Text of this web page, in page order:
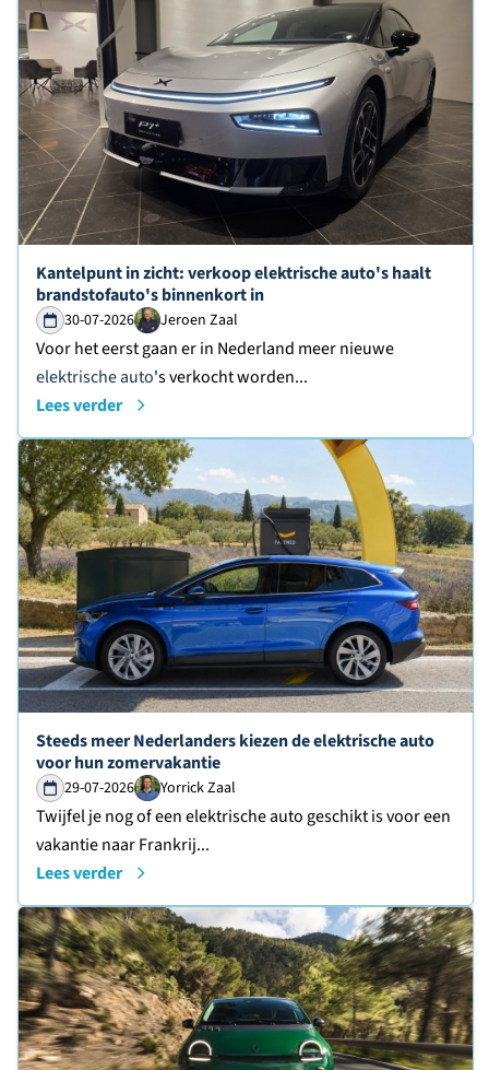
Lees verder over
Kantelpunt in zicht: verkoop elektrische auto's haalt
brandstofauto's binnenkort in
30-07-2026 Jeroen Zaal
Voor het eerst gaan er in Nederland meer nieuwe
elektrische auto's verkocht worden...
Lees verder
Lees verder over
Steeds meer Nederlanders kiezen de elektrische auto
voor hun zomervakantie
29-07-2026 Yorrick Zaal
Twijfel je nog of een elektrische auto geschikt is voor een
vakantie naar Frankrij...
Lees verder